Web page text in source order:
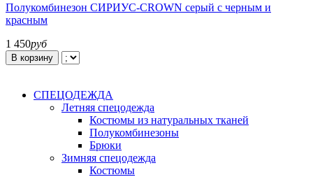
Полукомбинезон СИРИУС-CROWN серый с черным и
красным
1 450руб
В корзину
СПЕЦОДЕЖДА
Летняя спецодежда
Костюмы из натуральных тканей
Полукомбинезоны
Брюки
Зимняя спецодежда
Костюмы